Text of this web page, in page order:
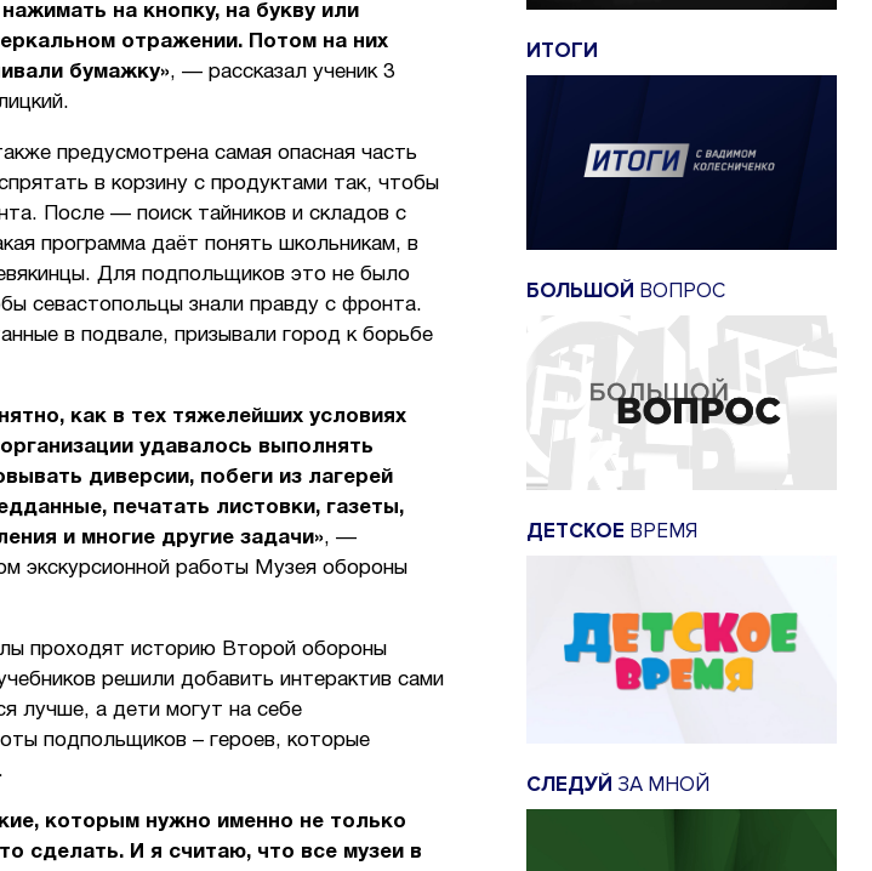
на кнопку, на букву или
отражении. Потом на них
бумажку», — рассказал ученик 3
предусмотрена самая опасная часть
в корзину с продуктами так, чтобы
После — поиск тайников и складов с
программа даёт понять школьникам, в
Для подпольщиков это не было
севастопольцы знали правду с фронта.
в подвале, призывали город к борьбе
как в тех тяжелейших условиях
удавалось выполнять
диверсии, побеги из лагерей
печатать листовки, газеты,
и многие другие задачи», —
экскурсионной работы Музея обороны
проходят историю Второй обороны
решили добавить интерактив сами
лучше, а дети могут на себе
подпольщиков – героев, которые
которым нужно именно не только
сделать. И я считаю, что все музеи в
ИТОГИ
БОЛЬШОЙ ВОПРОС
ДЕТСКОЕ ВРЕМЯ
СЛЕДУЙ ЗА МНОЙ